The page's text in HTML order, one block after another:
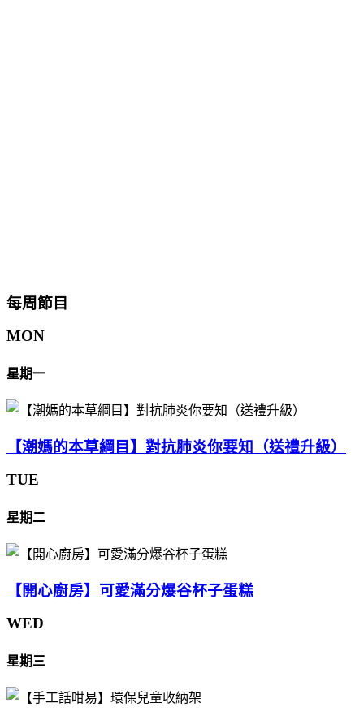
每周節目
MON
星期一
【潮媽的本草綱目】對抗肺炎你要知（送禮升級）
TUE
星期二
【開心廚房】可愛滿分爆谷杯子蛋糕
WED
星期三